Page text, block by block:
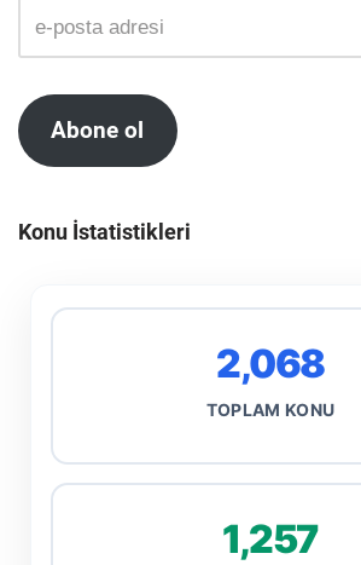
Abone ol
Konu İstatistikleri
2,068
TOPLAM KONU
1,257